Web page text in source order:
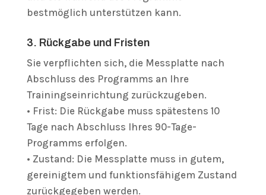
bestmöglich unterstützen kann.
3. Rückgabe und Fristen
Sie verpflichten sich, die Messplatte nach
Abschluss des Programms an Ihre
Trainingseinrichtung zurückzugeben.
• Frist: Die Rückgabe muss spätestens 10
Tage nach Abschluss Ihres 90-Tage-
Programms erfolgen.
• Zustand: Die Messplatte muss in gutem,
gereinigtem und funktionsfähigem Zustand
zurückgegeben werden.